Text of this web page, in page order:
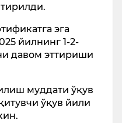
эга
йилнинг 1-2-
давом эттириши
муддати ўқув
ўқув йили